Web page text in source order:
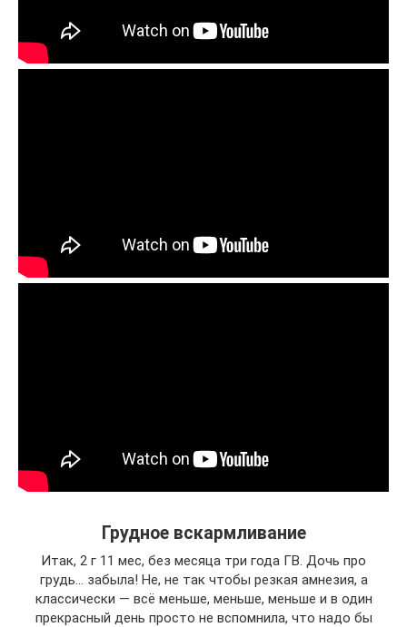
Грудное вскармливание
Итак, 2 г 11 мес, без месяца три года ГВ. Дочь про
грудь… забыла! Не, не так чтобы резкая амнезия, а
классически — всё меньше, меньше, меньше и в один
прекрасный день просто не вспомнила, что надо бы